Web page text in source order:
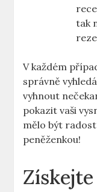
tak
V každém
správně
vyhnout
pokazit vaši
mělo být
peněženkou!